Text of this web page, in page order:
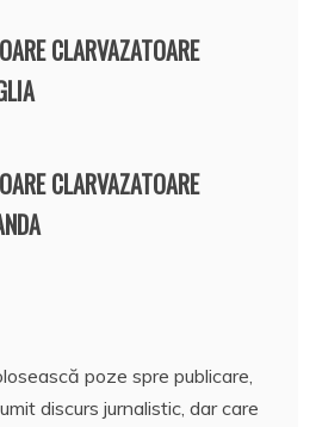
CLARVAZATOARE
CLARVAZATOARE
poze spre publicare,
discurs jurnalistic, dar care